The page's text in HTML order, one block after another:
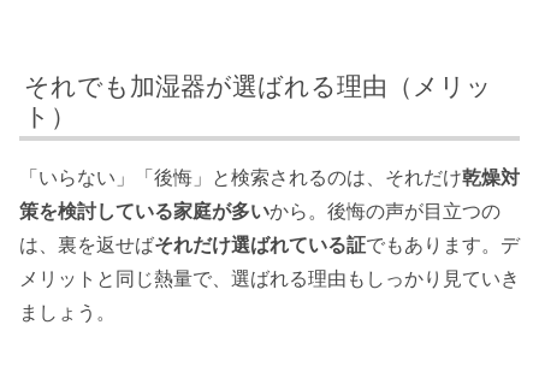
それでも加湿器が選ばれる理由（メリッ
ト）
「いらない」「後悔」と検索されるのは、それだけ乾燥対
策を検討している家庭が多いから。後悔の声が目立つの
は、裏を返せばそれだけ選ばれている証でもあります。デ
メリットと同じ熱量で、選ばれる理由もしっかり見ていき
ましょう。